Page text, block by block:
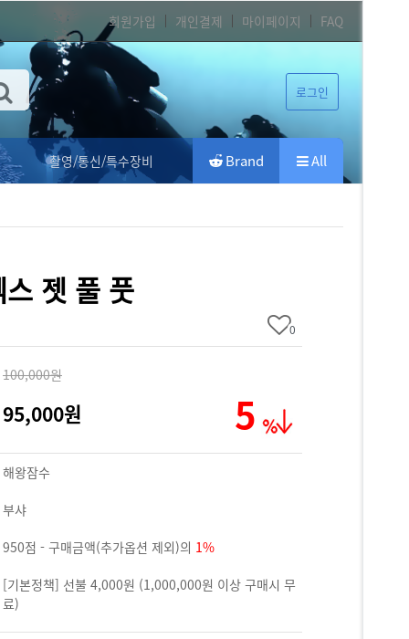
회원가입 개인결제 마이페이지 FAQ
로그인
All
Brand
촬영/통신/특수장비
젯 풀 풋
0
100,000원
95,000원 5
해왕잠수
부샤
950점 - 구매금액(추가옵션 제외)의 1%
[기본정책] 선불 4,000원 (1,000,000원 이상 구매시 무
료)